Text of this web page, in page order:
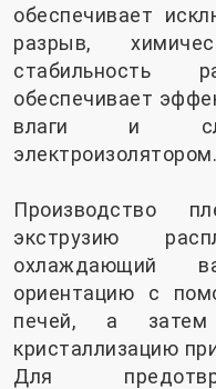
обеспечивает
разрыв,
стабильность
обеспечивает
влаги и
электроизолятором.
Производство
экструзию
охлаждающий
ориентацию с
печей, а затем
кристаллизацию
Для